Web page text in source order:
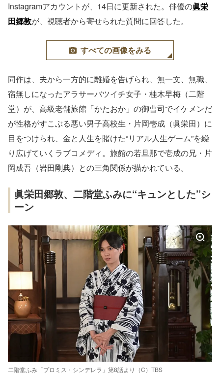
Instagramアカウントが、14日に更新された。俳優の眞栄
田郷敦が、視聴者から寄せられた質問に回答した。
すべての画像をみる
同作は、夫から一方的に離婚を告げられ、無一文、無職、
宿無しになったアラサーバツイチ女子・桂木早梅（二階
堂）が、高級老舗旅館「かたおか」の御曹司でイケメンだ
が性格がすこぶる悪い男子高校生・片岡壱成（眞栄田）に
目をつけられ、金と人生を賭けた“リアル人生ゲーム”を繰
り広げていくラブコメディ。旅館の若旦那で壱成の兄・片
岡成吾（岩田剛典）との三角関係が描かれている。
眞栄田郷敦、二階堂ふみに“キュンとした”シ
ーン
二階堂ふみ「プロミス・シンデレラ」第8話より（C）TBS